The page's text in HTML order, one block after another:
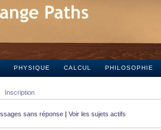
PHYSIQUE CALCUL PHILOSOPHIE
Inscription
sans réponse | Voir les sujets actifs